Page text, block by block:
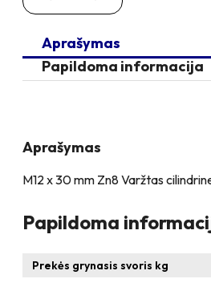
30
Varžtas
cilindrine
galva
Aprašymas
Papildoma informacija
Aprašymas
M12 x 30 mm Zn8 Varžtas
Papildoma
Prekės grynasis svoris kg